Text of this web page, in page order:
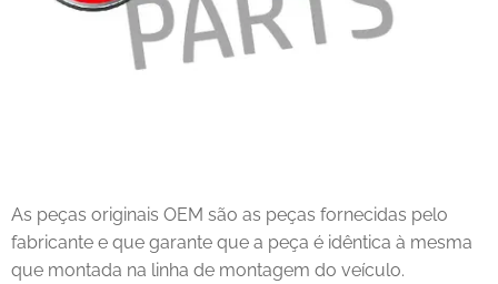
As peças originais OEM são as peças fornecidas pelo
fabricante e que garante que a peça é idêntica à mesma
que montada na linha de montagem do veículo.